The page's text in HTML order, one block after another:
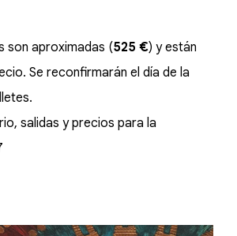
son aproximadas (525 €) y están
Se reconfirmarán el día de la
salidas y precios para la